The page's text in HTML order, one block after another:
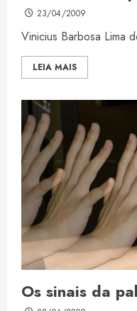
23/04/2009
Vinicius Barbosa Lima
LEIA MAIS
Os sinais da